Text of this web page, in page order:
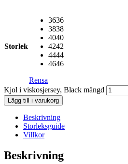
Storlek
3636
3838
4040
4242
4444
4646
Rensa
Kjol i viskosjersey, Black mängd
Lägg till i varukorg
Beskrivning
Storleksguide
Villkor
Beskrivning